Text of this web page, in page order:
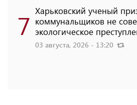
7 Харьковский ученый
коммунальщиков не
экологическое
03 августа, 2026 - 13:20